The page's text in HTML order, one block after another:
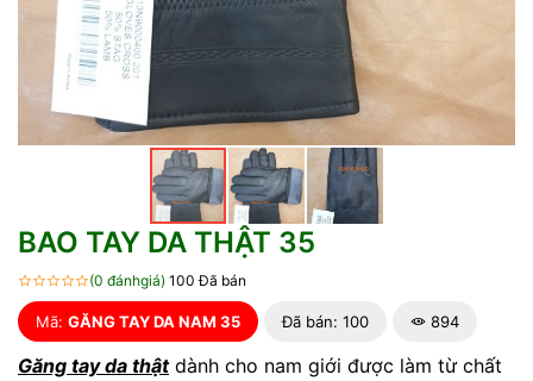
BAO TAY DA THẬT 35
(0 đánhgiá) 100 Đã bán
Mã: GĂNG TAY DA NAM 35 Đã bán: 100 894
Găng tay da thậtdành cho nam giới được làm từ chất